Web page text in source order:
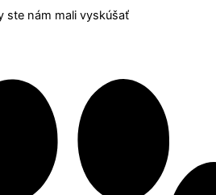
ste nám mali vyskúšať